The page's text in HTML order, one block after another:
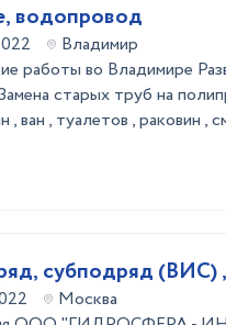
водопровод
Владимир
работы во Владимире
старых труб на
, ван , туалетов , раковин ,
субподряд
Москва